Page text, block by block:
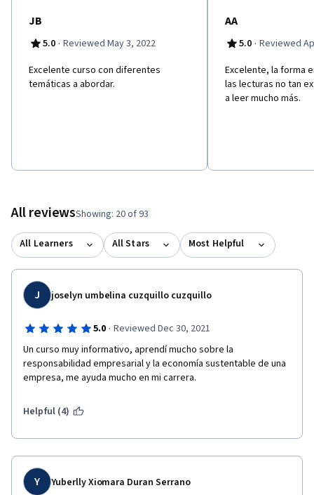
JB
5.0 · Reviewed May 3, 2022
Excelente curso con diferentes
temáticas a abordar.
AA
5.0 · Reviewed
Excelente, la forma
las lecturas no tan
a leer mucho más.
All reviewsShowing: 20 of 93
All Learners All Stars Most Helpful
J joselyn umbelina cuzquillo cuzquillo
5.0 · Reviewed Dec 30, 2021
Un curso muy informativo, aprendí mucho sobre la
responsabilidad empresarial y la economía sustentable de una
empresa, me ayuda mucho en mi carrera.
Helpful (4)
Y Yuberlly Xiomara Duran Serrano